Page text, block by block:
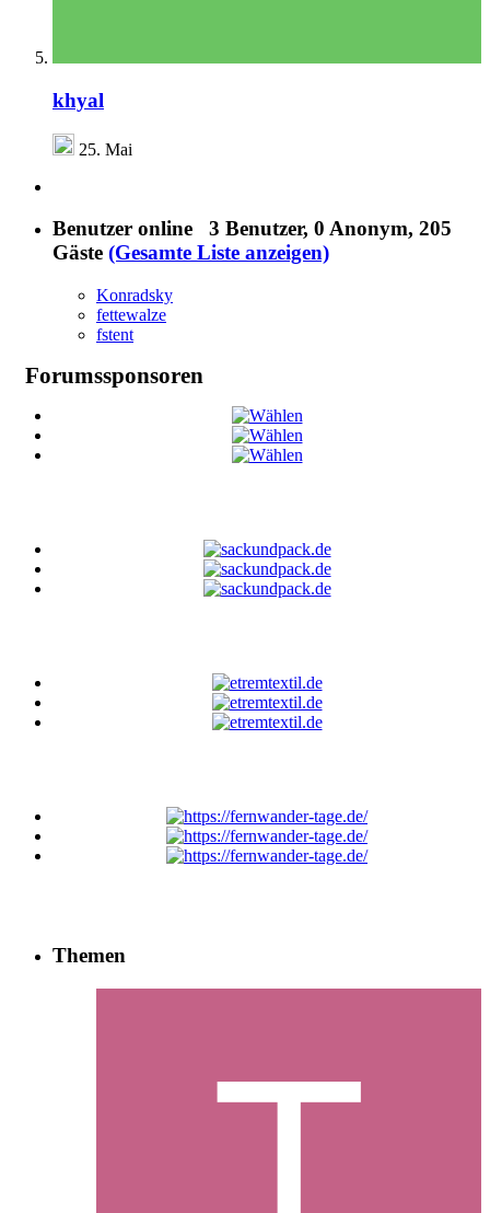
khyal
25. Mai
Benutzer online 3 Benutzer, 0 Anonym, 205
Gäste (Gesamte Liste anzeigen)
Konradsky
fettewalze
fstent
Forumssponsoren
Themen